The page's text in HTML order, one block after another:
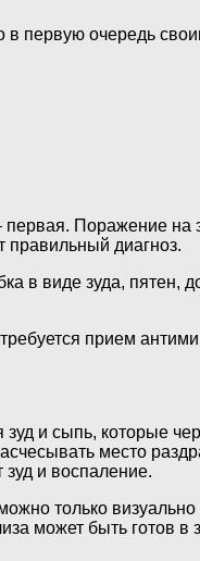
в первую очередь
первая. Поражение
правильный диагноз.
в виде зуда, пятен,
прием
и сыпь, которые
место
и воспаление.
только
может быть готов